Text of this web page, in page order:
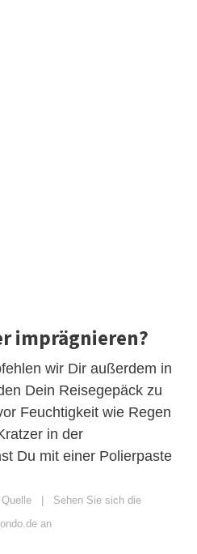
imprägnieren?
wir Dir außerdem in
Dein Reisegepäck zu
Feuchtigkeit wie Regen
in der
Du mit einer Polierpaste
Sehen Sie sich die
an